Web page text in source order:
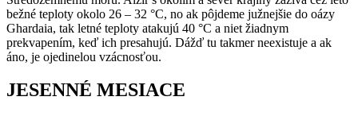
bežné teploty okolo 26 – 32 °C, no ak pôjdeme južnejšie do oázy
Ghardaia, tak letné teploty atakujú 40 °C a niet žiadnym
prekvapením, keď ich presahujú. Dážď tu takmer neexistuje a ak
áno, je ojedinelou vzácnosťou.
JESENNÉ MESIACE